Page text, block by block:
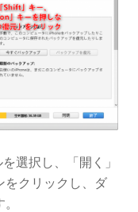
選択し、「開く」
をクリックし、ダ